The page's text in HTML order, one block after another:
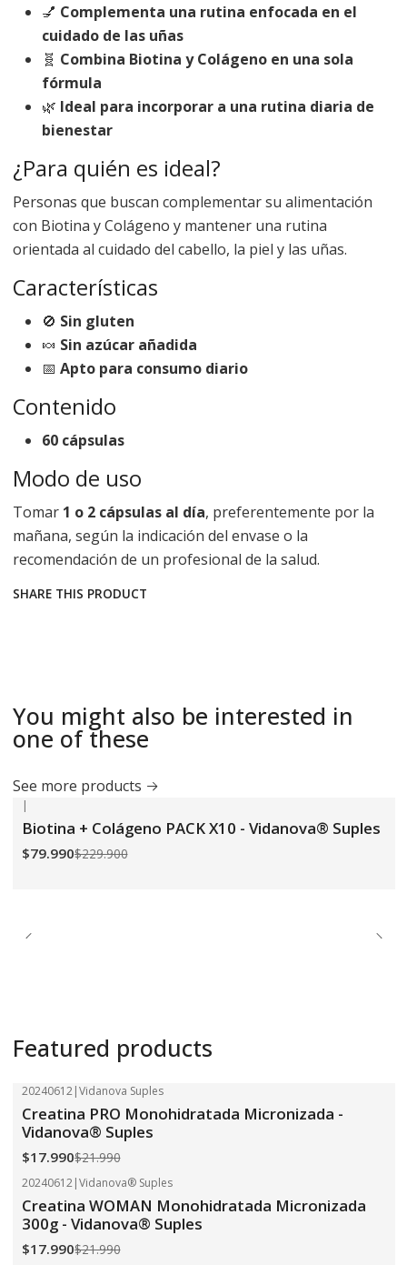
💅 Complementa una rutina enfocada en el
cuidado de las uñas
🧬 Combina Biotina y Colágeno en una sola
fórmula
🌿 Ideal para incorporar a una rutina diaria de
bienestar
¿Para quién es ideal?
Personas que buscan complementar su alimentación
con Biotina y Colágeno y mantener una rutina
orientada al cuidado del cabello, la piel y las uñas.
Características
🚫 Sin gluten
🍬 Sin azúcar añadida
📅 Apto para consumo diario
Contenido
60 cápsulas
Modo de uso
Tomar 1 o 2 cápsulas al día, preferentemente por la
mañana, según la indicación del envase o la
recomendación de un profesional de la salud.
SHARE THIS PRODUCT
You might also be interested in
one of these
See more products
-65%
|
Biotina + Colágeno PACK X10 - Vidanova® Suples
$79.990$229.900
Featured products
-18% OFF
20240612|Vidanova Suples
Creatina PRO Monohidratada Micronizada -
Vidanova® Suples
$17.990$21.990
-18% OFF
20240612|Vidanova® Suples
Creatina WOMAN Monohidratada Micronizada
300g - Vidanova® Suples
$17.990$21.990